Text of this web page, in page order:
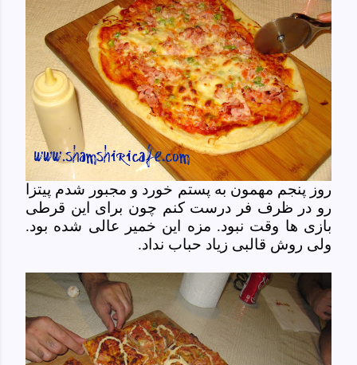
روز پنجم مهمون به پستم خورد و مجبور شدم پیتزا
رو در ظرف فر درست کنم چون برای این قرطی
بازی ها وقت نبود. مزه این خمیر عالی شده بود.
ولی روش قالبی زیاد حباب نداد.